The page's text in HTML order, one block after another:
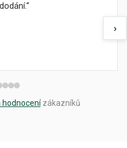
›
hodnocenízákazníků